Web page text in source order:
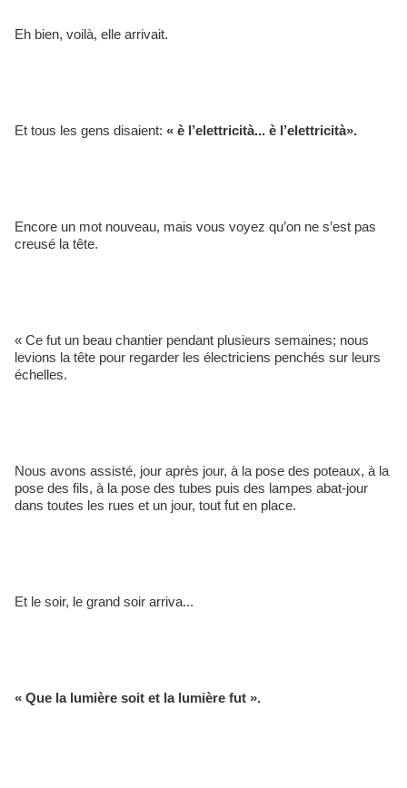
Eh bien, voilà, elle arrivait.
Et tous les gens disaient: « è l’elettricità... è l’elettricità».
Encore un mot nouveau, mais vous voyez qu’on ne s’est pas
creusé la tête.
« Ce fut un beau chantier pendant plusieurs semaines; nous
levions la tête pour regarder les électriciens penchés sur leurs
échelles.
Nous avons assisté, jour après jour, à la pose des poteaux, à la
pose des fils, à la pose des tubes puis des lampes abat-jour
dans toutes les rues et un jour, tout fut en place.
Et le soir, le grand soir arriva...
« Que la lumière soit et la lumière fut ».